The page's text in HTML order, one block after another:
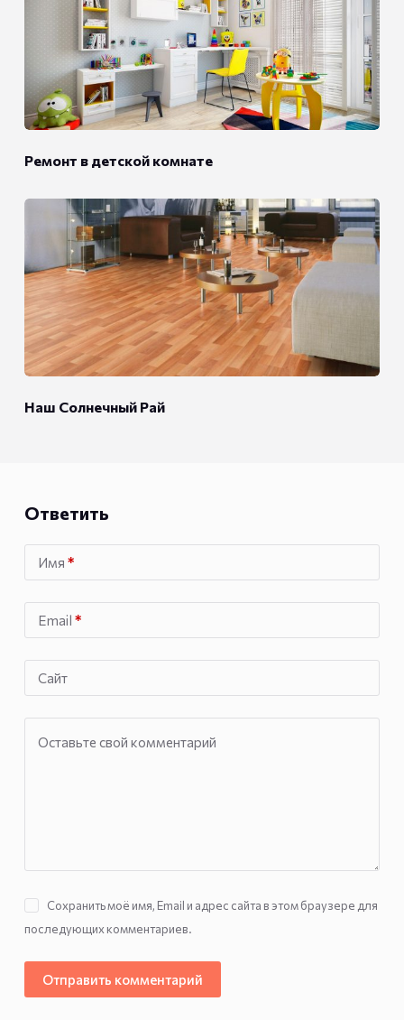
Ремонт в детской комнате
Наш Солнечный Рай
Ответить
Имя *
Email *
Сайт
Оставьте свой комментарий
Сохранить моё имя, Email и адрес сайта в этом браузере для
последующих комментариев.
Отправить комментарий